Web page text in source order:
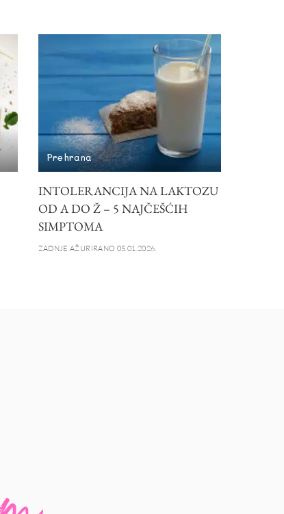
Prehrana
INTOLERANCIJA NA LAKTOZU
OD A DO Ž – 5 NAJČEŠĆIH
SIMPTOMA
ZADNJE AŽURIRANO 05.01.2026.